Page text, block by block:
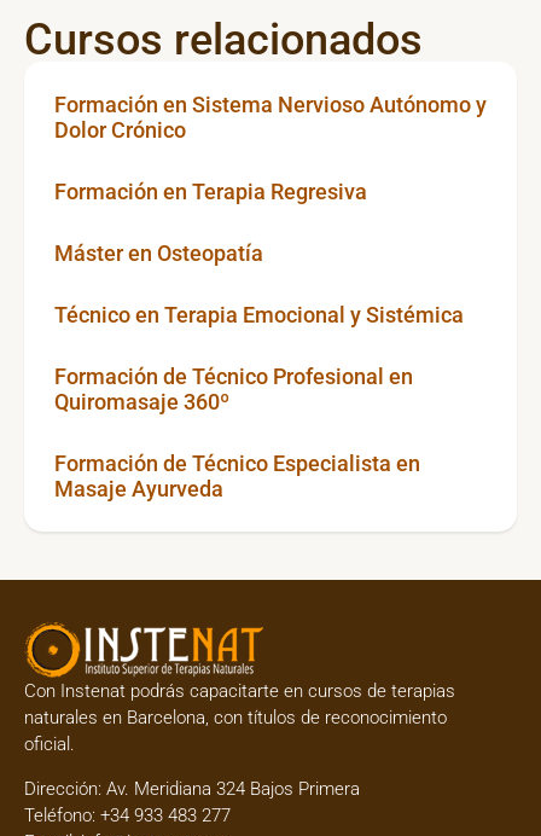
Cursos relacionados
Formación en Sistema Nervioso Autónomo y
Dolor Crónico
Formación en Terapia Regresiva
Máster en Osteopatía
Técnico en Terapia Emocional y Sistémica
Formación de Técnico Profesional en
Quiromasaje 360º
Formación de Técnico Especialista en
Masaje Ayurveda
Con Instenat podrás capacitarte en cursos de terapias
naturales en Barcelona, con títulos de reconocimiento
oficial.
Dirección: Av. Meridiana 324 Bajos Primera
Teléfono: +34 933 483 277